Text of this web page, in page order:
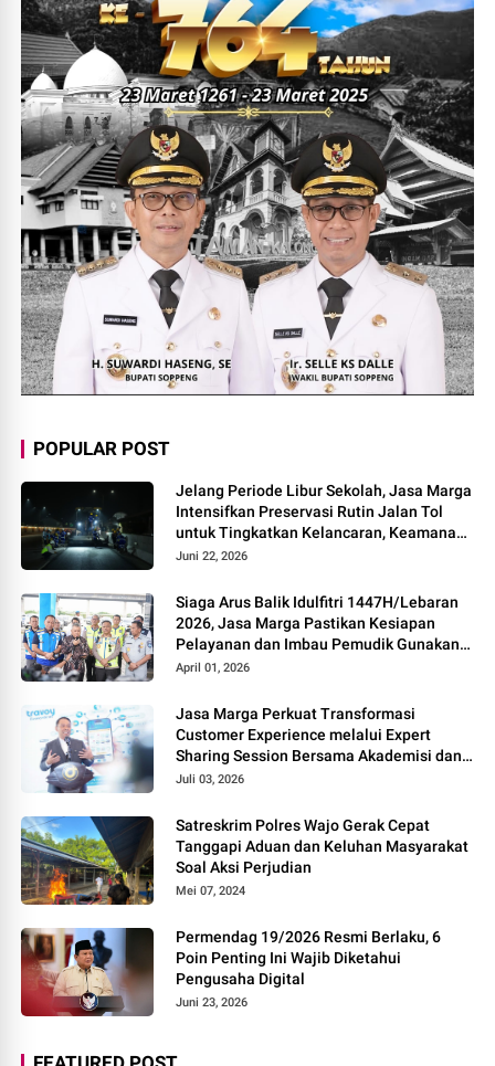
POPULAR POST
Jelang Periode Libur Sekolah, Jasa Marga
Intensifkan Preservasi Rutin Jalan Tol
untuk Tingkatkan Kelancaran, Keamanan
dan Kenyamanan Perjalanan
Juni 22, 2026
Siaga Arus Balik Idulfitri 1447H/Lebaran
2026, Jasa Marga Pastikan Kesiapan
Pelayanan dan Imbau Pemudik Gunakan
Rest Area Alternatif
April 01, 2026
Jasa Marga Perkuat Transformasi
Customer Experience melalui Expert
Sharing Session Bersama Akademisi dan
Praktisi
Juli 03, 2026
Satreskrim Polres Wajo Gerak Cepat
Tanggapi Aduan dan Keluhan Masyarakat
Soal Aksi Perjudian
Mei 07, 2024
Permendag 19/2026 Resmi Berlaku, 6
Poin Penting Ini Wajib Diketahui
Pengusaha Digital
Juni 23, 2026